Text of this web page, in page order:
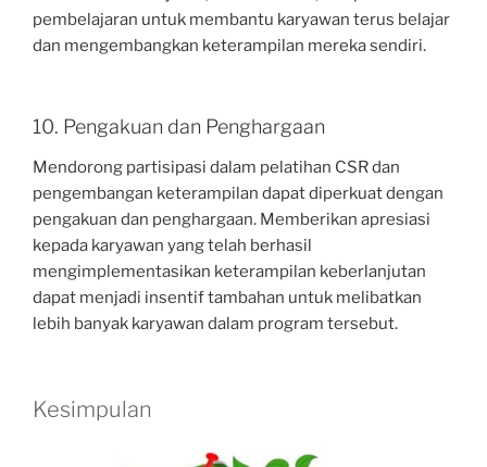
pembelajaran untuk membantu karyawan terus belajar
dan mengembangkan keterampilan mereka sendiri.
10. Pengakuan dan Penghargaan
Mendorong partisipasi dalam pelatihan CSR dan
pengembangan keterampilan dapat diperkuat dengan
pengakuan dan penghargaan. Memberikan apresiasi
kepada karyawan yang telah berhasil
mengimplementasikan keterampilan keberlanjutan
dapat menjadi insentif tambahan untuk melibatkan
lebih banyak karyawan dalam program tersebut.
Kesimpulan